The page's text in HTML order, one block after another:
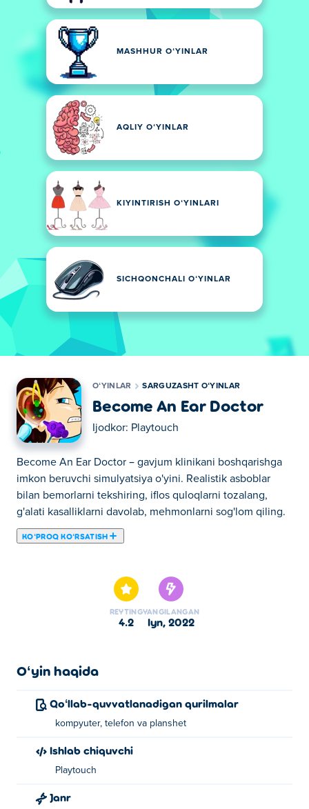
MASHHUR OʻYINLAR
AQLIY OʻYINLAR
KIYINTIRISH OʻYINLARI
SICHQONCHALI OʻYINLAR
OʻYINLAR SARGUZASHT OʻYINLAR
Become An Ear Doctor
Ijodkor: Playtouch
Become An Ear Doctor – gavjum klinikani boshqarishga
imkon beruvchi simulyatsiya o'yini. Realistik asboblar
bilan bemorlarni tekshiring, iflos quloqlarni tozalang,
g'alati kasalliklarni davolab, mehmonlarni sog'lom qiling.
KOʻPROQ KOʻRSATISH
Sarguzasht oʻyinlar larimizdan biridir.
REYTING
4.2
YANGILANGAN
iyn, 2022
Oʻyin haqida
Qoʻllab-quvvatlanadigan qurilmalar
kompyuter, telefon va planshet
Ishlab chiquvchi
Playtouch
Janr